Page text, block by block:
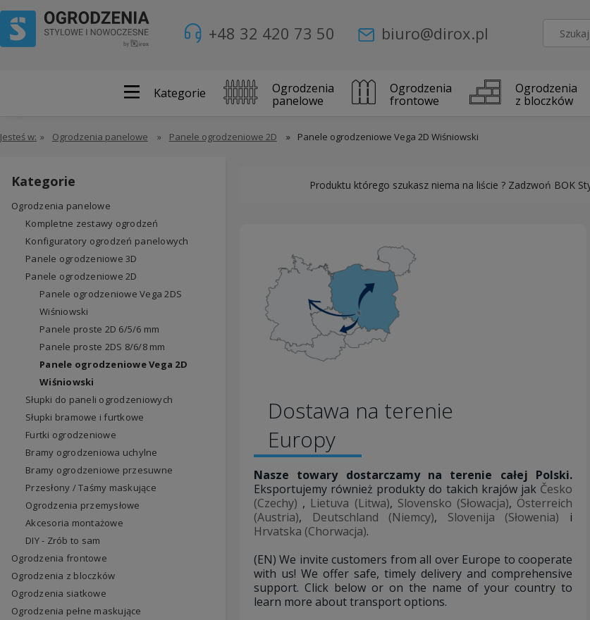
+48 32 420 73 50 biuro@dirox.pl
Kategorie
Ogrodzenia
panelowe
Ogrodzenia
frontowe
Ogrodzenia
z bloczków
Jesteś w: » Ogrodzenia panelowe » Panele ogrodzeniowe 2D » Panele ogrodzeniowe Vega 2D Wiśniowski
Kategorie
Ogrodzenia panelowe
Kompletne zestawy ogrodzeń
Konfiguratory ogrodzeń panelowych
Panele ogrodzeniowe 3D
Panele ogrodzeniowe 2D
Panele ogrodzeniowe Vega 2DS
Wiśniowski
Panele proste 2D 6/5/6 mm
Panele proste 2DS 8/6/8 mm
Panele ogrodzeniowe Vega 2D
Wiśniowski
Słupki do paneli ogrodzeniowych
Słupki bramowe i furtkowe
Furtki ogrodzeniowe
Bramy ogrodzeniowa uchylne
Bramy ogrodzeniowe przesuwne
Przesłony / Taśmy maskujące
Ogrodzenia przemysłowe
Akcesoria montażowe
DIY - Zrób to sam
Ogrodzenia frontowe
Ogrodzenia z bloczków
Ogrodzenia siatkowe
Ogrodzenia pełne maskujące
Produktu którego szukasz niema na liście ? Zadzwoń BOK
Dostawa na terenie
Europy
Nasze towary dostarczamy na terenie całej Polski.
Eksportujemy również produkty do takich krajów jak Česko
(Czechy) , Lietuva (Litwa), Slovensko (Słowacja), Österreich
(Austria), Deutschland (Niemcy), Slovenija (Słowenia) i
Hrvatska (Chorwacja).
(EN) We invite customers from all over Europe to cooperate
with us! We offer safe, timely delivery and comprehensive
support. Click below or on the name of your country to
learn more about transport options.